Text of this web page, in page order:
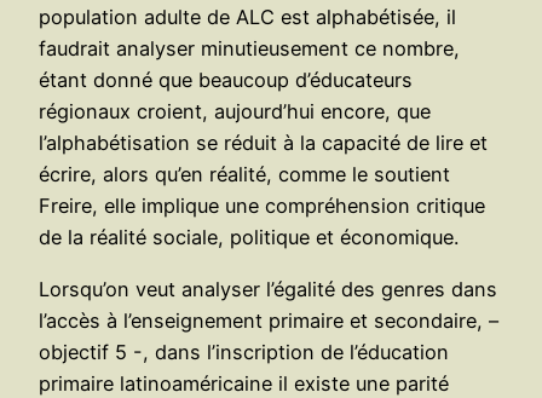
population adulte de ALC est alphabétisée, il
faudrait analyser minutieusement ce nombre,
étant donné que beaucoup d’éducateurs
régionaux croient, aujourd’hui encore, que
l’alphabétisation se réduit à la capacité de lire et
écrire, alors qu’en réalité, comme le soutient
Freire, elle implique une compréhension critique
de la réalité sociale, politique et économique.
Lorsqu’on veut analyser l’égalité des genres dans
l’accès à l’enseignement primaire et secondaire, –
objectif 5 -, dans l’inscription de l’éducation
primaire latinoaméricaine il existe une parité